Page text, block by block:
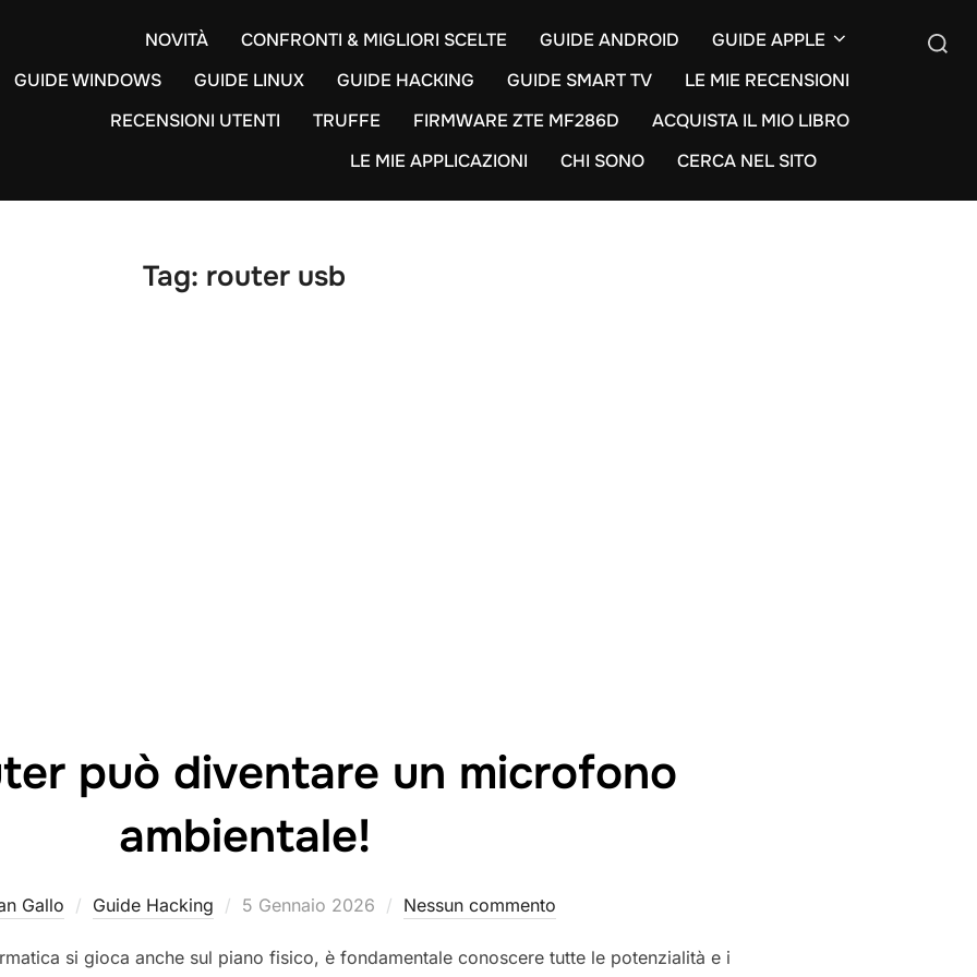
NOVITÀ CONFRONTI & MIGLIORI SCELTE GUIDE ANDROID
GUIDE APPLE
GUIDE WINDOWS
GUIDE LINUX GUIDE HACKING GUIDE SMART TV
LE MIE RECENSIONI
RECENSIONI UTENTI
TRUFFE FIRMWARE ZTE MF286D
ACQUISTA IL MIO LIBRO
LE MIE APPLICAZIONI
CHI SONO CERCA NEL SITO
Tag: router usb
può diventare un microfono
ambientale!
Gallo Guide Hacking
Pubblicato
5 Gennaio 2026 Nessun commento
si gioca anche sul piano fisico, è fondamentale conoscere tutte le potenzialità e i